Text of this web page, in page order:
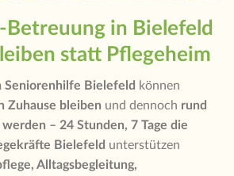
in Bielefeld
statt Pflegeheim
Seniorenhilfe Bielefeld können
Zuhause bleiben und dennoch rund
– 24 Stunden, 7 Tage die
Bielefeld unterstützen
Alltagsbegleitung,